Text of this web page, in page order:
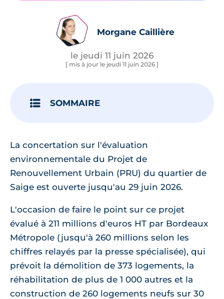
Morgane Caillière
le jeudi 11 juin 2026
[ mis à jour le jeudi 11 juin 2026 ]
SOMMAIRE
La concertation sur l'évaluation
environnementale du Projet de
Renouvellement Urbain (PRU) du quartier de
Saige est ouverte jusqu'au 29 juin 2026.
L'occasion de faire le point sur ce projet
évalué à 211 millions d'euros HT par Bordeaux
Métropole (jusqu'à 260 millions selon les
chiffres relayés par la presse spécialisée), qui
prévoit la démolition de 373 logements, la
réhabilitation de plus de 1 000 autres et la
construction de 260 logements neufs sur 30